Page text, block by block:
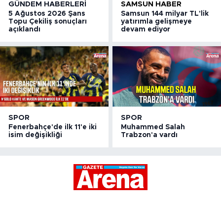
GÜNDEM HABERLERI
5 Ağustos 2026 Şans
Topu Çekiliş sonuçları
açıklandı
SAMSUN HABER
Samsun 144 milyar TL'lik
yatırımla gelişmeye
devam ediyor
SPOR
Fenerbahçe'de ilk 11'e iki
isim değişikliği
SPOR
Muhammed Salah
Trabzon'a vardı